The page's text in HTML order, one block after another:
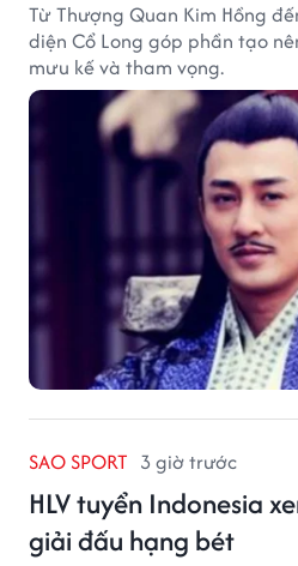
Từ Thượng Quan Kim Hồng
diện Cổ Long góp phần tạo
mưu kế và tham vọng.
SAO SPORT 3 giờ trước
HLV tuyển Indonesia
giải đấu hạng bét